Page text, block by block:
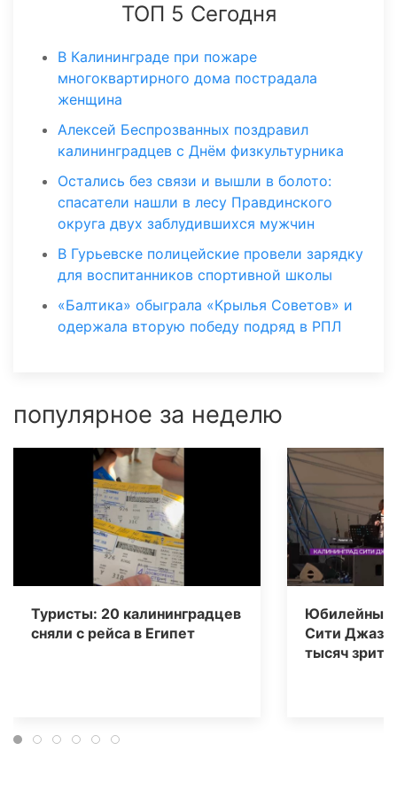
ТОП 5 Сегодня
В Калининграде при пожаре
многоквартирного дома пострадала
женщина
Алексей Беспрозванных поздравил
калининградцев с Днём физкультурника
Остались без связи и вышли в болото:
спасатели нашли в лесу Правдинского
округа двух заблудившихся мужчин
В Гурьевске полицейские провели зарядку
для воспитанников спортивной школы
«Балтика» обыграла «Крылья Советов» и
одержала вторую победу подряд в РПЛ
популярное за неделю
Туристы: 20 калининградцев
сняли с рейса в Египет
Юбилейный
Сити Джаз»
тысяч